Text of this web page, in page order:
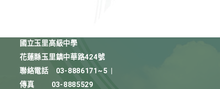
國立玉里高級中學
花蓮縣玉里鎮中華路424號
聯絡電話
03-8886171~5
傳真
03-8885529